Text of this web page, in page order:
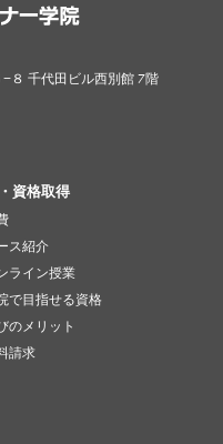
８ 千代田ビル西別館 7階
資格取得
ス紹介
ライン授業
で目指せる資格
のメリット
請求